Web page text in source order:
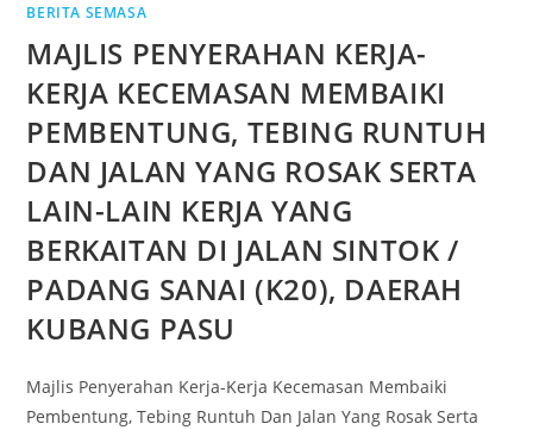
BERITA SEMASA
MAJLIS PENYERAHAN KERJA-
KERJA KECEMASAN MEMBAIKI
PEMBENTUNG, TEBING RUNTUH
DAN JALAN YANG ROSAK SERTA
LAIN-LAIN KERJA YANG
BERKAITAN DI JALAN SINTOK /
PADANG SANAI (K20), DAERAH
KUBANG PASU
Majlis Penyerahan Kerja-Kerja Kecemasan Membaiki
Pembentung, Tebing Runtuh Dan Jalan Yang Rosak Serta